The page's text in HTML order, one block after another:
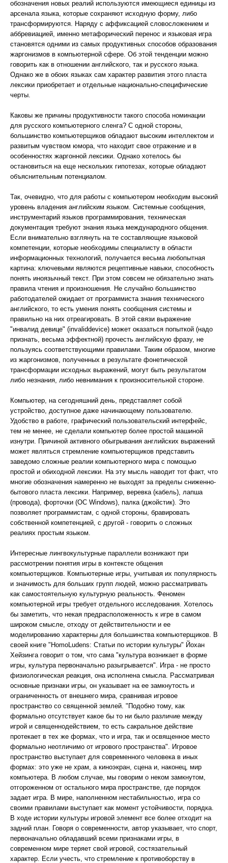
обозначения новых реалий используются имеющиеся единицы из
арсенала языка, которые сохраняют исходную форму, либо
трансформируются. Наряду с аффиксацией словосложением и
аббревиацией, именно метафорический перенос и языковая игра
становятся одними из самых продуктивных способов образования
жаргонизмов в компьютерной сфере. Об этой тенденции можно
говорить как в отношении английского, так и русского языка.
Однако же в обоих языках сам характер развития этого пласта
лексики приобретает и отдельные национально-специфические
черты.
Каковы же причины продуктивности такого способа номинации
для русского компьютерного сленга? С одной стороны,
большинство компьютерщиков обладают высоким интеллектом и
развитым чувством юмора, что находит свое отражение и в
особенностях жаргонной лексики. Однако хотелось бы
остановиться на еще нескольких гипотезах, которые обладают
объяснительным потенциалом.
Так, очевидно, что для работы с компьютером необходим высокий
уровень владения английским языком. Системные сообщения,
инструментарий языков программирования, техническая
документация требуют знания языка международного общения.
Если внимательно взглянуть на те составляющие языковой
компетенции, которые необходимы специалисту в области
информационных технологий, получается весьма любопытная
картина: ключевыми являются рецептивные навыки, способность
понять иноязычный текст. При этом совсем не обязательно знать
правила чтения и произношения. Не случайно большинство
работодателей ожидает от программиста знания технического
английского, то есть умения понять сообщения системы и
правильно на них отреагировать. В этой связи выражение
"инвалид девице" (invaliddevice) может оказаться попыткой (надо
признать, весьма эффектной) прочесть английскую фразу, не
пользуясь соответствующими правилами. Таким образом, многие
из жаргонизмов, полученных в результате фонетической
трансформации исходных выражений, могут быть результатом
либо незнания, либо невнимания к произносительной стороне.
Компьютер, на сегодняшний день, представляет собой
устройство, доступное даже начинающему пользователю.
Удобство в работе, графический пользовательский интерфейс,
тем не менее, не сделали компьютер более простой машиной
изнутри. Причиной активного обыгрывания английских выражений
может являться стремление компьютерщиков представить
заведомо сложные реалии компьютерного мира с помощью
простой и обиходной лексики. На эту мысль наводит тот факт, что
многие обозначения намеренно не выходят за пределы сниженно-
бытового пласта лексики. Например, веревка (кабель), лапша
(провода), форточки (ОС Windows), палка (джойстик). Это
позволяет программистам, с одной стороны, бравировать
собственной компетенцией, с другой - говорить о сложных
реалиях простым языком.
Интересные лингвокультурные параллели возникают при
рассмотрении понятия игры в контексте общения
компьютерщиков. Компьютерные игры, учитывая их популярность
и значимость для больших групп людей, можно рассматривать
как самостоятельную культурную реальность. Феномен
компьютерной игры требует отдельного исследования. Хотелось
бы заметить, что некая предрасположенность к игре в самом
широком смысле, отходу от действительности и ее
моделированию характерны для большинства компьютерщиков. В
своей книге "HomoLudens: Статьи по истории культуры" Йохан
Хейзинга говорит о том, что сама "культура возникает в форме
игры, культура первоначально разыгрывается". Игра - не просто
физиологическая реакция, она исполнена смысла. Рассматривая
основные признаки игры, он указывает на ее замкнутость и
ограниченность от внешнего мира, сравнивая игровое
пространство со священной землей. "Подобно тому, как
формально отсутствует какое бы то ни было различие между
игрой и священнодействием, то есть сакральное действие
протекает в тех же формах, что и игра, так и освященное место
формально неотличимо от игрового пространства". Игровое
пространство выступает для современного человека в иных
формах: это уже не храм, а киноэкран, сцена и, наконец, мир
компьютера. В любом случае, мы говорим о неком замкнутом,
отгороженном от остального мира пространстве, где порядок
задает игра. В мире, наполненном нестабильностью, игра со
своими правилами выступает как момент устойчивости, порядка.
В ходе истории культуры игровой элемент все более отходит на
задний план. Говоря о современности, автор указывает, что спорт,
первоначально обладавший всеми признаками игры, в
современном мире теряет свой игровой, состязательный
характер. Если учесть, что стремление к противоборству в